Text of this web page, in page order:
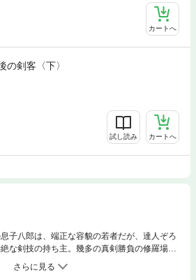
カートへ
の剣客〈下〉
試し読み カートへ
子八郎は、端正な容貌の若者だが、達人ぞろ
な剣技の持ち主。幾多の真剣勝負の修羅場を
すでに瓦解寸前。八郎は選ばれて将軍を守護
、勝海舟・山岡鉄舟らを後盾に、江戸っ子の